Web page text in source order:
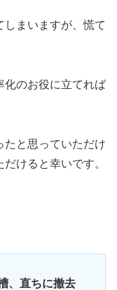
まいますが、慌て
化のお役に立てれば
たと思っていただけ
けると幸いです。
、直ちに撤去